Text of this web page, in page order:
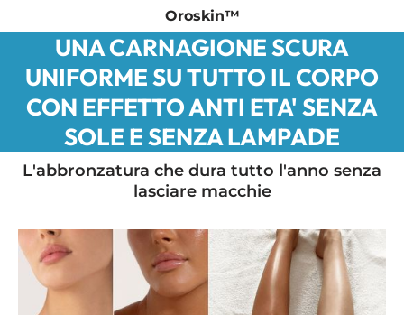
Oroskin™
UNA CARNAGIONE SCURA
UNIFORME SU TUTTO IL CORPO
CON EFFETTO ANTI ETA' SENZA
SOLE E SENZA LAMPADE
L'abbronzatura che dura tutto l'anno senza
lasciare macchie